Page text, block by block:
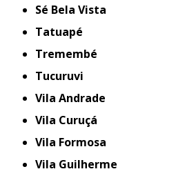
Sé Bela Vista
Tatuapé
Tremembé
Tucuruvi
Vila Andrade
Vila Curuçá
Vila Formosa
Vila Guilherme